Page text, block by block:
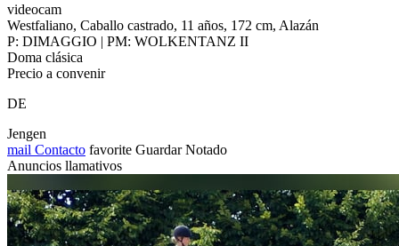
videocam
Westfaliano, Caballo castrado, 11 años, 172 cm, Alazán
P: DIMAGGIO | PM: WOLKENTANZ II
Doma clásica
Precio a convenir
DE
Jengen
mail Contacto favorite Guardar Notado
Anuncios llamativos